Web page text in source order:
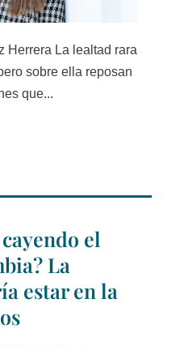
Herrera La lealtad rara
sobre ella reposan
que...
el
La
estar en la